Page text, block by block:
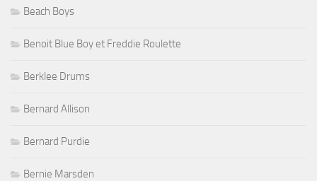
Beach Boys
Benoit Blue Boy et Freddie Roulette
Berklee Drums
Bernard Allison
Bernard Purdie
Bernie Marsden